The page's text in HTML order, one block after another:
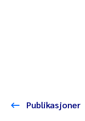
Publikasjoner